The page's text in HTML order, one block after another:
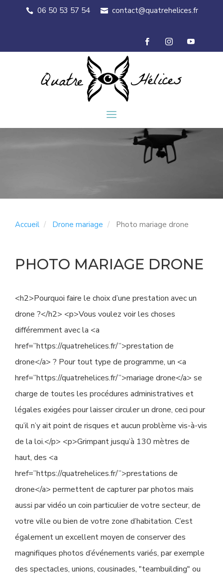
06 50 53 57 54 contact@quatrehelices.fr
Accueil Drone mariage Photo mariage drone
PHOTO MARIAGE DRONE
<h2>Pourquoi faire le choix d’une prestation avec un
drone ?</h2> <p>Vous voulez voir les choses
différemment avec la <a
href=”https://quatrehelices.fr/”>prestation de
drone</a> ? Pour tout type de programme, un <a
href=”https://quatrehelices.fr/”>mariage drone</a> se
charge de toutes les procédures administratives et
légales exigées pour laisser circuler un drone, ceci pour
qu’il n’y ait point de risques et aucun problème vis-à-vis
de la loi.</p> <p>Grimpant jusqu’à 130 mètres de
haut, des <a
href=”https://quatrehelices.fr/”>prestations de
drone</a> permettent de capturer par photos mais
aussi par vidéo un coin particulier de votre secteur, de
votre ville ou bien de votre zone d’habitation. C’est
également un excellent moyen de conserver des
magnifiques photos d’événements variés, par exemple
des spectacles, unions, cousinades, "teambuilding" ou